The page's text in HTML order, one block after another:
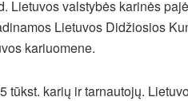
Lietuvos valstybės karinės
Lietuvos Didžiosios
kariuomene.
karių ir tarnautojų.